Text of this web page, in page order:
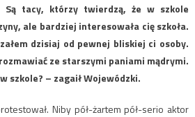
Są tacy, którzy twierdzą, że w szkole
ale bardziej interesowała cię szkoła.
dzisiaj od pewnej bliskiej ci osoby.
ze starszymi paniami mądrymi.
szkole? – zagaił Wojewódzki.
Niby pół-żartem pół-serio aktor